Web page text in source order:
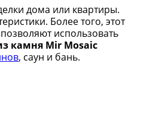
дома или квартиры.
Более того, этот
использовать
камня Mir Mosaic
, саун и бань.